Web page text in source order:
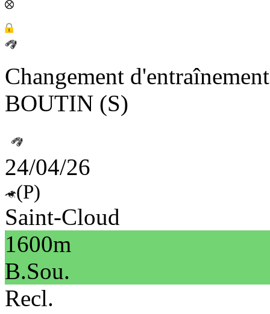
Changement
BOUTIN (S)
24/04/26
(P)
Saint-Cloud
1600m
B.Sou.
Recl.